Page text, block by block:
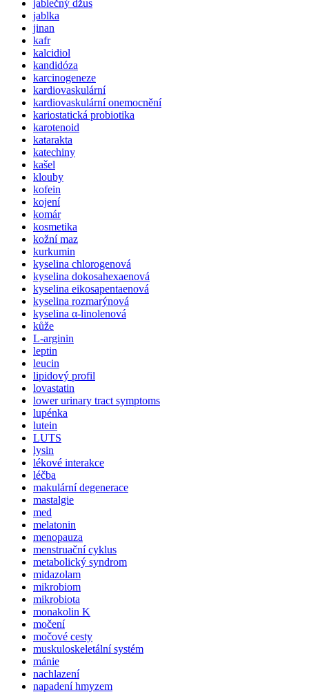
jablečný džus
jablka
jinan
kafr
kalcidiol
kandidóza
karcinogeneze
kardiovaskulární
kardiovaskulární onemocnění
kariostatická probiotika
karotenoid
katarakta
katechiny
kašel
klouby
kofein
kojení
komár
kosmetika
kožní maz
kurkumin
kyselina chlorogenová
kyselina dokosahexaenová
kyselina eikosapentaenová
kyselina rozmarýnová
kyselina α-linolenová
kůže
L-arginin
leptin
leucin
lipidový profil
lovastatin
lower urinary tract symptoms
lupénka
lutein
LUTS
lysin
lékové interakce
léčba
makulární degenerace
mastalgie
med
melatonin
menopauza
menstruační cyklus
metabolický syndrom
midazolam
mikrobiom
mikrobiota
monakolin K
močení
močové cesty
muskuloskeletální systém
mánie
nachlazení
napadení hmyzem